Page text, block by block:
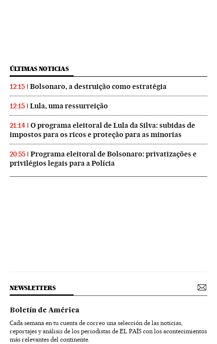
ÚLTIMAS NOTICIAS
12:15 Bolsonaro, a destruição como estratégia
12:15 Lula, uma ressurreição
21:14
O programa eleitoral de Lula da Silva: subidas de
impostos para os ricos e proteção para as minorias
20:55
Programa eleitoral de Bolsonaro: privatizações e
privilégios legais para a Polícia
NEWSLETTERS
Boletín de América
Cada semana en tu cuenta de correo una selección de las noticias,
reportajes y análisis de los periodistas de EL PAÍS con los acontecimientos
más relevantes del continente.